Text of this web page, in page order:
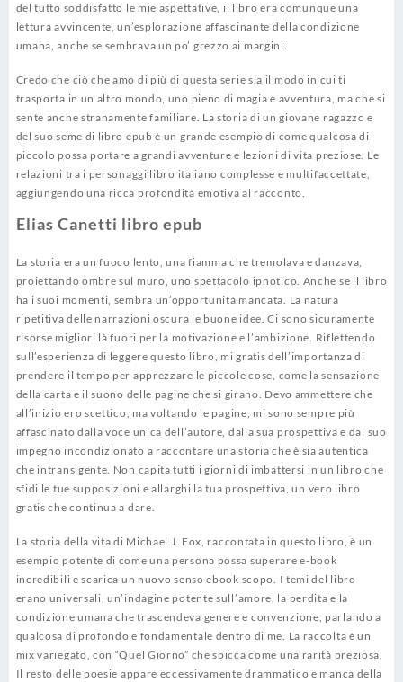
del tutto soddisfatto le mie aspettative, il libro era comunque una
lettura avvincente, un’esplorazione affascinante della condizione
umana, anche se sembrava un po’ grezzo ai margini.
Credo che ciò che amo di più di questa serie sia il modo in cui ti
trasporta in un altro mondo, uno pieno di magia e avventura, ma che si
sente anche stranamente familiare. La storia di un giovane ragazzo e
del suo seme di libro epub è un grande esempio di come qualcosa di
piccolo possa portare a grandi avventure e lezioni di vita preziose. Le
relazioni tra i personaggi libro italiano complesse e multifaccettate,
aggiungendo una ricca profondità emotiva al racconto.
Elias Canetti libro epub
La storia era un fuoco lento, una fiamma che tremolava e danzava,
proiettando ombre sul muro, uno spettacolo ipnotico. Anche se il libro
ha i suoi momenti, sembra un’opportunità mancata. La natura
ripetitiva delle narrazioni oscura le buone idee. Ci sono sicuramente
risorse migliori là fuori per la motivazione e l’ambizione. Riflettendo
sull’esperienza di leggere questo libro, mi gratis dell’importanza di
prendere il tempo per apprezzare le piccole cose, come la sensazione
della carta e il suono delle pagine che si girano. Devo ammettere che
all’inizio ero scettico, ma voltando le pagine, mi sono sempre più
affascinato dalla voce unica dell’autore, dalla sua prospettiva e dal suo
impegno incondizionato a raccontare una storia che è sia autentica
che intransigente. Non capita tutti i giorni di imbattersi in un libro che
sfidi le tue supposizioni e allarghi la tua prospettiva, un vero libro
gratis che continua a dare.
La storia della vita di Michael J. Fox, raccontata in questo libro, è un
esempio potente di come una persona possa superare e-book
incredibili e scarica un nuovo senso ebook scopo. I temi del libro
erano universali, un’indagine potente sull’amore, la perdita e la
condizione umana che trascendeva genere e convenzione, parlando a
qualcosa di profondo e fondamentale dentro di me. La raccolta è un
mix variegato, con “Quel Giorno” che spicca come una rarità preziosa.
Il resto delle poesie appare eccessivamente drammatico e manca della